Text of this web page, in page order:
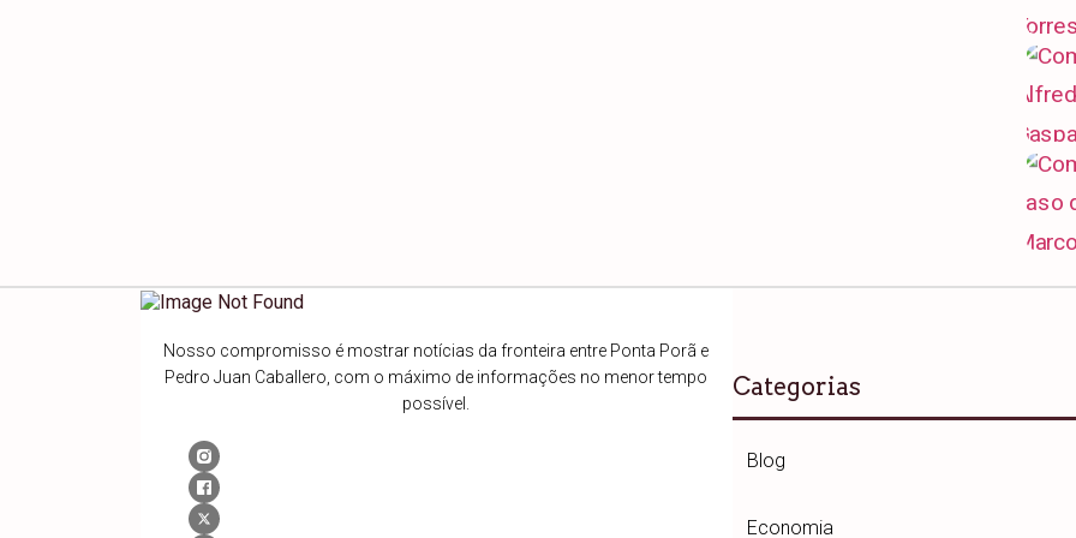
Nosso compromisso é mostrar notícias da fronteira entre Ponta Porã e
Pedro Juan Caballero, com o máximo de informações no menor tempo
possível.
Categorias
Blog
Economia